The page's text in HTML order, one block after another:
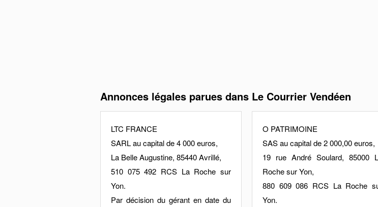
Annonces légales parues dans Le Courrier Vendéen
LTC FRANCE
SARL au capital de 4 000 euros,
La Belle Augustine, 85440 Avrillé,
510 075 492 RCS La Roche sur
Yon.
Par décision du gérant en date du
O PATRIMOINE
SAS au capital de 2 000,00 euros,
19 rue André Soulard, 85000
Roche sur Yon,
880 609 086 RCS La Roche
Yon.